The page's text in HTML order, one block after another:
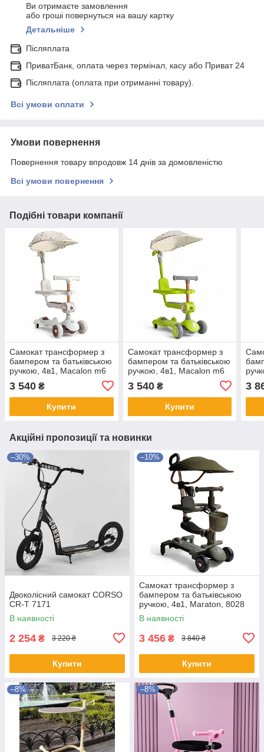
Ви отримаєте замовлення
або гроші повернуться на вашу картку
Детальніше
Післяплата
ПриватБанк, оплата через термінал, касу або Приват 24
Післяплата (оплата при отриманні товару).
Всі умови оплати
Умови повернення
Повернення товару впродовж 14 днів за домовленістю
Всі умови повернення
Подібні товари компанії
Самокат трансформер з
бампером та батьківською
ручкою, 4в1, Macalon m6
3 540 ₴
Купити
Самокат трансформер з
бампером та батьківською
ручкою, 4в1, Macalon m6
3 540₴
Купити
3
Акційні пропозиції та новинки
–30%
Двоколісний самокат CORSO
CR-T 7171
В наявності
2 254 ₴ 3 220 ₴
Купити
–10%
Самокат трансформер з
бампером та батьківською
ручкою, 4в1, Maraton, 8028
хакі
В наявності
3 456 ₴ 3 840 ₴
Купити
–8% –8%